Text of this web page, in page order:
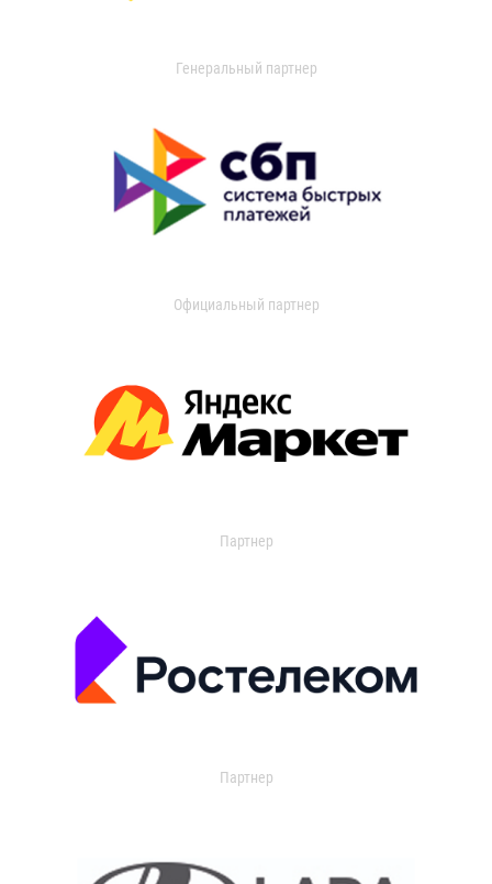
Генеральный партнер
Официальный партнер
Партнер
Партнер